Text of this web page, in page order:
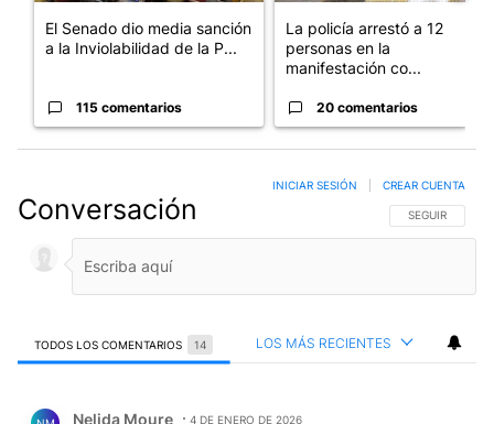
El Senado dio media sanción
a la Inviolabilidad de la P...
115 comentarios
La policía arrestó a 12
personas en la
manifestación co...
20 comentarios
Conversación SIGA ESTA
SEGUIR
INICIAR SESIÓN CREAR CUENTA
TODOS LOS COMENTARIOS 14 LOS MÁS RECIENTES
Nelida Moure 4 DE ENERO DE 2026